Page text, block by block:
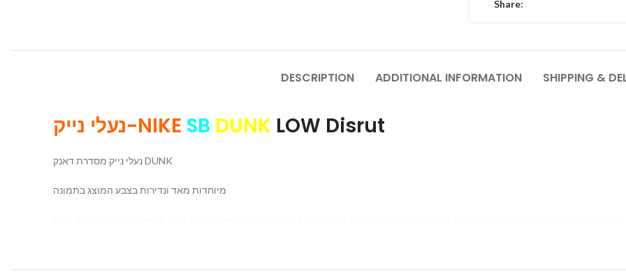
Share:
DESCRIPTION ADDITIONAL INFORMATION SHIPPING &
נעלי נייק-NIKE SB DUNK LOW Disrut
נעלי נייק מסדרת דאנק DUNK
מיוחדות מאד ונדירות בצבע המוצג בתמונה